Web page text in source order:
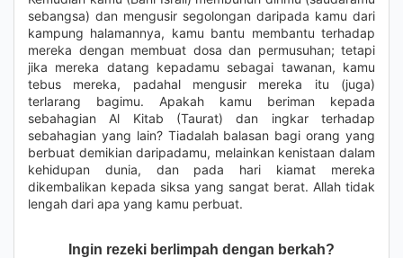
sebangsa) dan mengusir segolongan daripada kamu dari
kampung halamannya, kamu bantu membantu terhadap
mereka dengan membuat dosa dan permusuhan; tetapi
jika mereka datang kepadamu sebagai tawanan, kamu
tebus mereka, padahal mengusir mereka itu (juga)
terlarang bagimu. Apakah kamu beriman kepada
sebahagian Al Kitab (Taurat) dan ingkar terhadap
sebahagian yang lain? Tiadalah balasan bagi orang yang
berbuat demikian daripadamu, melainkan kenistaan dalam
kehidupan dunia, dan pada hari kiamat mereka
dikembalikan kepada siksa yang sangat berat. Allah tidak
lengah dari apa yang kamu perbuat.
Ingin rezeki berlimpah dengan berkah?